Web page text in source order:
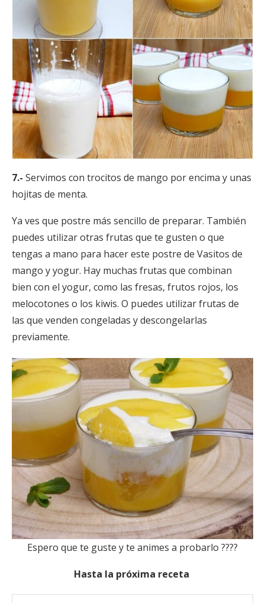
7.- Servimos con trocitos de mango por encima y unas
hojitas de menta.
Ya ves que postre más sencillo de preparar. También
puedes utilizar otras frutas que te gusten o que
tengas a mano para hacer este postre de Vasitos de
mango y yogur. Hay muchas frutas que combinan
bien con el yogur, como las fresas, frutos rojos, los
melocotones o los kiwis. O puedes utilizar frutas de
las que venden congeladas y descongelarlas
previamente.
Espero que te guste y te animes a probarlo ????
Hasta la próxima receta